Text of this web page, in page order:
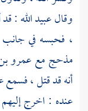
وقالعبيد الله:
، فحبسه في
مذحجمععمرو
أنه قد قتل ، فسمع
عنده : اخرج إليهم